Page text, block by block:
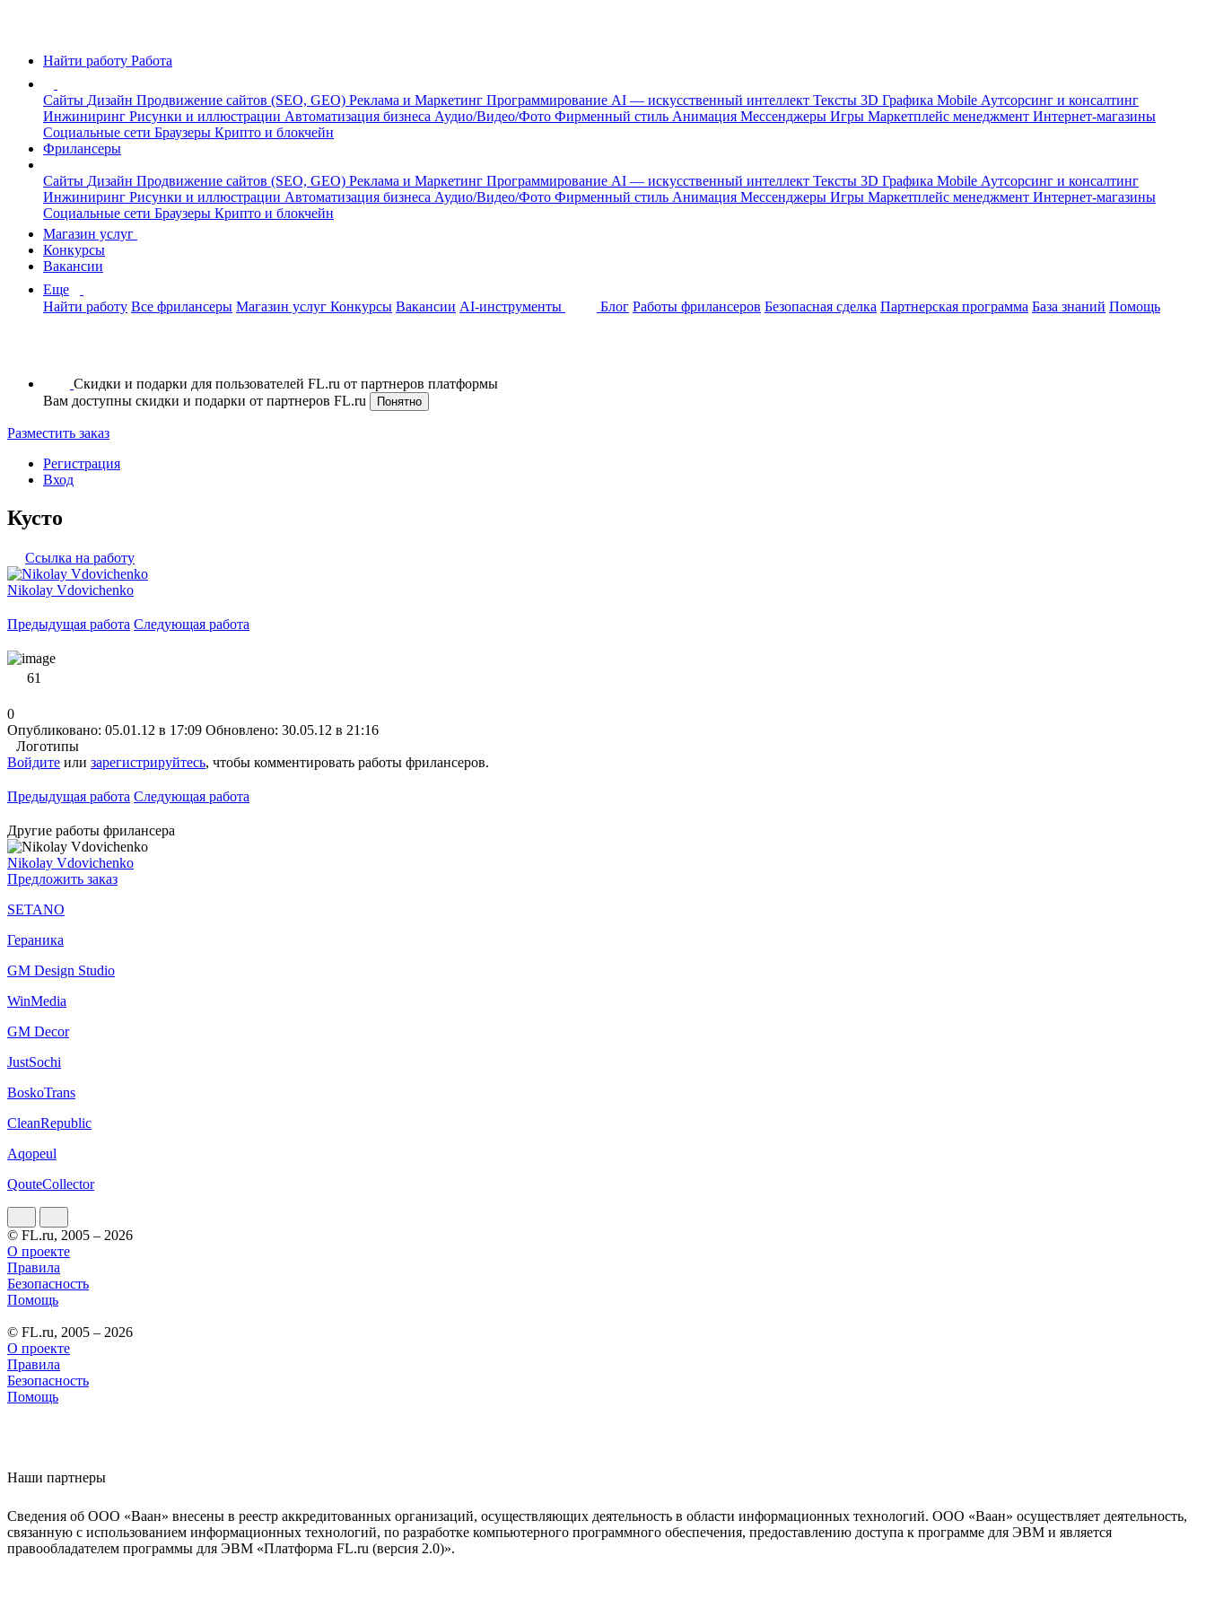
Найти работу Работа
Сайты Дизайн Продвижение сайтов (SEO, GEO) Реклама и Маркетинг Программирование AI — искусственный интеллект Тексты 3D Графика Mobile Аутсорсинг и консалтинг
Инжиниринг Рисунки и иллюстрации Автоматизация бизнеса Аудио/Видео/Фото Фирменный стиль Анимация Мессенджеры Игры Маркетплейс менеджмент Интернет-магазины
Социальные сети Браузеры Крипто и блокчейн
Фрилансеры
Сайты Дизайн Продвижение сайтов (SEO, GEO) Реклама и Маркетинг Программирование AI — искусственный интеллект Тексты 3D Графика Mobile Аутсорсинг и консалтинг
Инжиниринг Рисунки и иллюстрации Автоматизация бизнеса Аудио/Видео/Фото Фирменный стиль Анимация Мессенджеры Игры Маркетплейс менеджмент Интернет-магазины
Социальные сети Браузеры Крипто и блокчейн
Магазин услуг
Конкурсы
Вакансии
Еще
Найти работу Все фрилансеры Магазин услуг Конкурсы Вакансии AI-инструменты Блог Работы фрилансеров Безопасная сделка Партнерская программа База знаний Помощь
Скидки и подарки для пользователей FL.ru от партнеров платформы
Вам доступны скидки и подарки от партнеров FL.ru
Понятно
Разместить заказ
Регистрация
Вход
Кусто
Ссылка на работу
Nikolay Vdovichenko
Предыдущая работа Следующая работа
61
0
Опубликовано: 05.01.12 в 17:09 Обновлено: 30.05.12 в 21:16
Логотипы
Войдите или зарегистрируйтесь, чтобы комментировать работы фрилансеров.
Предыдущая работа Следующая работа
Другие работы фрилансера
Nikolay Vdovichenko
Предложить заказ
SETANO
Гераника
GM Design Studio
WinMedia
GM Decor
JustSochi
BoskoTrans
CleanRepublic
Aqopeul
QouteСollector
© FL.ru, 2005 – 2026
О проекте
Правила
Безопасность
Помощь
© FL.ru, 2005 – 2026
О проекте
Правила
Безопасность
Помощь
Наши партнеры
Сведения об ООО «Ваан» внесены в реестр аккредитованных организаций, осуществляющих деятельность в области информационных технологий. ООО «Ваан» осуществляет деятельность,
связанную с использованием информационных технологий, по разработке компьютерного программного обеспечения, предоставлению доступа к программе для ЭВМ и является
правообладателем программы для ЭВМ «Платформа FL.ru (версия 2.0)».